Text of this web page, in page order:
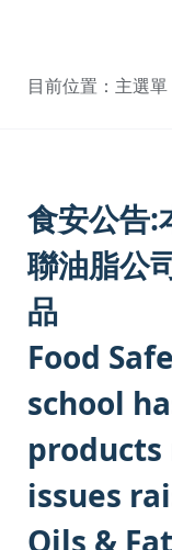
目前位置：主選單
食安公告:
聯油脂公
品
Food
school
issues
Oils &